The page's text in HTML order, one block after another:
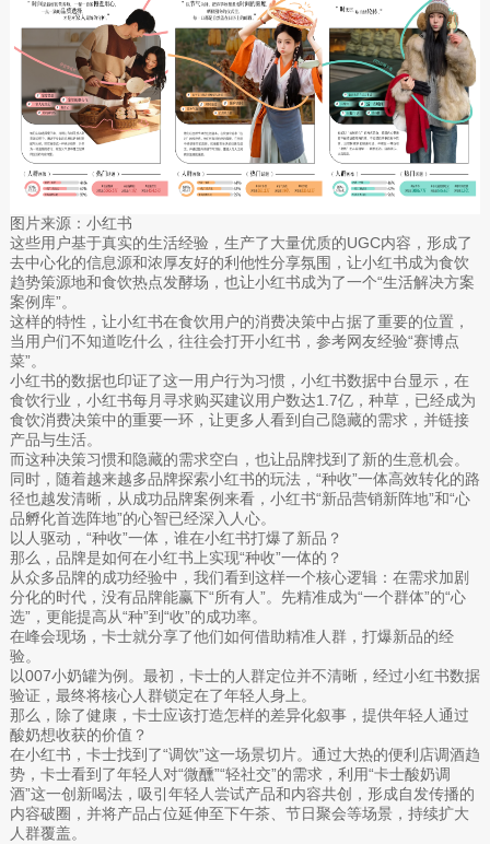
图片来源：小红书
这些用户基于真实的生活经验，生产了大量优质的UGC内容，形成了
去中心化的信息源和浓厚友好的利他性分享氛围，让小红书成为食饮
趋势策源地和食饮热点发酵场，也让小红书成为了一个“生活解决方案
案例库”。
这样的特性，让小红书在食饮用户的消费决策中占据了重要的位置，
当用户们不知道吃什么，往往会打开小红书，参考网友经验“赛博点
菜”。
小红书的数据也印证了这一用户行为习惯，小红书数据中台显示，在
食饮行业，小红书每月寻求购买建议用户数达1.7亿，种草，已经成为
食饮消费决策中的重要一环，让更多人看到自己隐藏的需求，并链接
产品与生活。
而这种决策习惯和隐藏的需求空白，也让品牌找到了新的生意机会。
同时，随着越来越多品牌探索小红书的玩法，“种收”一体高效转化的路
径也越发清晰，从成功品牌案例来看，小红书“新品营销新阵地”和“心
品孵化首选阵地”的心智已经深入人心。
以人驱动，“种收”一体，谁在小红书打爆了新品？
那么，品牌是如何在小红书上实现“种收”一体的？
从众多品牌的成功经验中，我们看到这样一个核心逻辑：在需求加剧
分化的时代，没有品牌能赢下“所有人”。先精准成为“一个群体”的“心
选”，更能提高从“种”到“收”的成功率。
在峰会现场，卡士就分享了他们如何借助精准人群，打爆新品的经
验。
以007小奶罐为例。最初，卡士的人群定位并不清晰，经过小红书数据
验证，最终将核心人群锁定在了年轻人身上。
那么，除了健康，卡士应该打造怎样的差异化叙事，提供年轻人通过
酸奶想收获的价值？
在小红书，卡士找到了“调饮”这一场景切片。通过大热的便利店调酒趋
势，卡士看到了年轻人对“微醺”“轻社交”的需求，利用“卡士酸奶调
酒”这一创新喝法，吸引年轻人尝试产品和内容共创，形成自发传播的
内容破圈，并将产品占位延伸至下午茶、节日聚会等场景，持续扩大
人群覆盖。